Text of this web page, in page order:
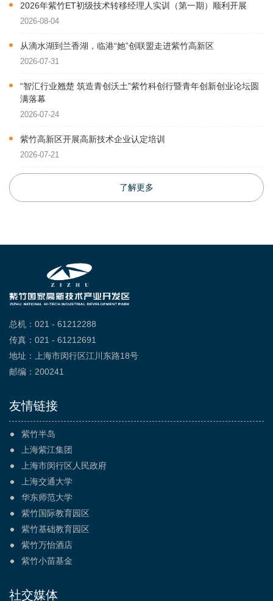
2026年紫竹ET初级技术转移经理人实训（第一期）顺利开展
2026-08-04
从滴水湖到兰香湖，临港“她”创联盟走进紫竹高新区
2026-07-31
“智汇行业翘楚 筑造青创沃土”紫竹科创行暨青年创新创业论坛圆
满落幕
2026-07-24
紫竹高新区开展高新技术企业认定培训
2026-07-21
了解更多
总机：021 - 61212288
传真：021 - 61212691
地址：上海市闵行区江川东路18号
邮编：200241
友情链接
紫竹半岛
上海紫江集团
上海市闵行区人民政府
上海交通大学
华东师范大学
紫竹国际教育园区
紫竹基础教育园区
紫竹万怡酒店
紫竹小苗基金
社交媒体